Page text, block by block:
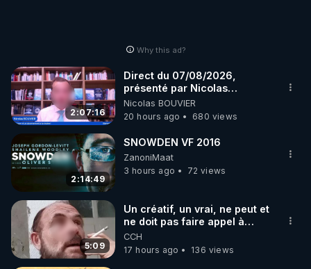
Why this ad?
2:07:16
Direct du 07/08/2026,
présenté par Nicolas
BOUVIER
Nicolas BOUVIER
20 hours ago
680 views
2:14:49
SNOWDEN VF 2016
ZanoniMaat
3 hours ago
72 views
5:09
Un créatif, un vrai, ne peut et
ne doit pas faire appel à
l'intelligence artificielle
CCH
17 hours ago
136 views